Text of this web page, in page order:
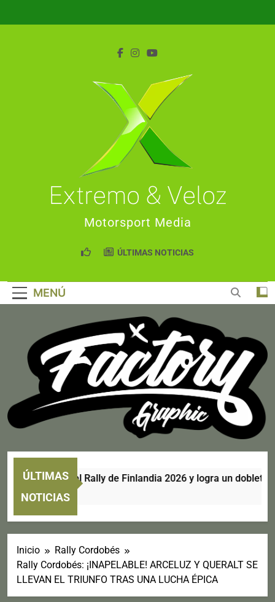
Extremo & Veloz
Motorsport Media
ÚLTIMAS NOTICIAS
MENÚ
ÚLTIMAS
NOTICIAS
corona en el Rally de Finlandia 2026 y logra un doblete
Inicio
Rally Cordobés
Rally Cordobés: ¡INAPELABLE! ARCELUZ Y QUERALT SE
LLEVAN EL TRIUNFO TRAS UNA LUCHA ÉPICA